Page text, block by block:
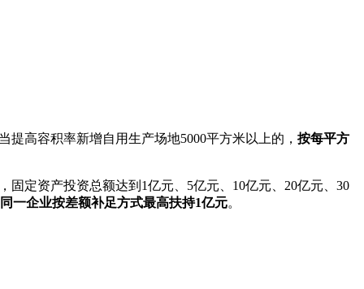
高容积率新增自用生产场地5000平方米以上的， 按每平方
定资产投资总额达到1亿元、5亿元、10亿元、20亿元、30
一企业按差额补足方式最高扶持1亿元。